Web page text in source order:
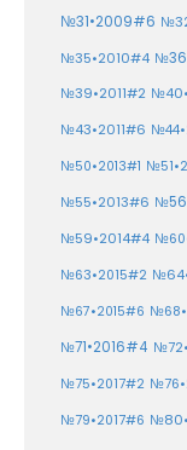
№31•2009#6
№35•2010#4
№39•2011#2
№43•2011#6
№50•2013#1
№55•2013#6
№59•2014#4
№63•2015#2
№67•2015#6
№71•2016#4
№75•2017#2
№79•2017#6